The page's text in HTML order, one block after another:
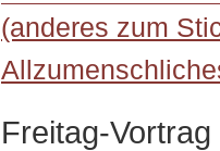
(anderes zum
Freitag-